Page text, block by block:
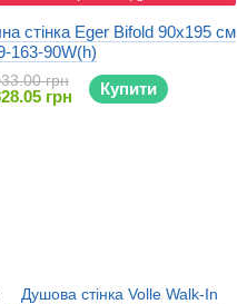
стінка Eger Bifold 90x195 см
163-90W(h)
грн
грн Купити